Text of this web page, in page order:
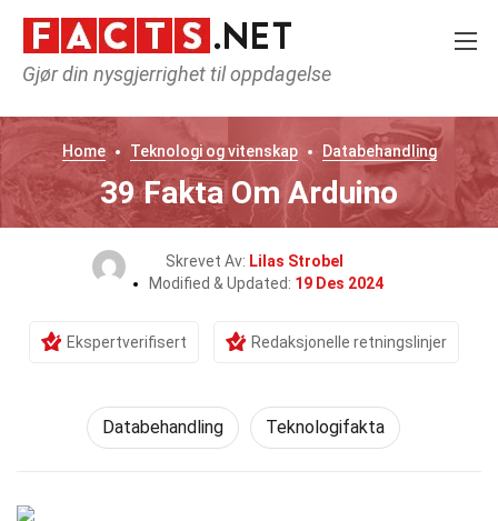
Gjør din nysgjerrighet til oppdagelse
Home Teknologi og vitenskap Databehandling
39 Fakta Om Arduino
Skrevet Av: Lilas Strobel
Modified & Updated: 19 Des 2024
Ekspertverifisert Redaksjonelle retningslinjer
Databehandling Teknologifakta